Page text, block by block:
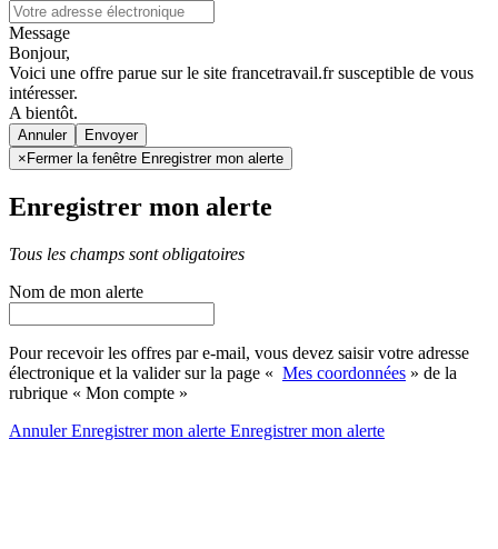
Message
Bonjour,
Voici une offre parue sur le site francetravail.fr susceptible de vous
intéresser.
A bientôt.
Annuler
× Fermer la fenêtre Enregistrer mon alerte
Enregistrer mon alerte
Tous les champs sont obligatoires
Nom de mon alerte
Pour recevoir les offres par e-mail, vous devez saisir votre adresse
électronique et la valider sur la page « Mes coordonnées » de la
rubrique « Mon compte »
AnnulerEnregistrer mon alerte Enregistrermon alerte